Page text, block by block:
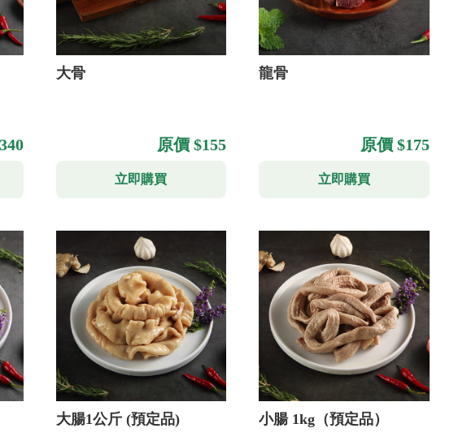
大骨
原價 $155
立即購買
龍骨
原價 $175
立即購買
大腸1公斤 (預定品) 小腸 1kg（預定品）